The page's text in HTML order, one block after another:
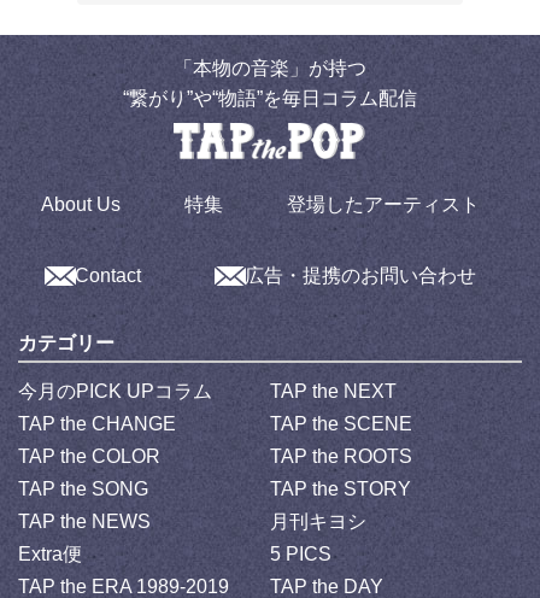
「本物の音楽」が持つ
“繋がり”や“物語”を毎日コラム配信
About Us 特集 登場したアーティスト
Contact 広告・提携のお問い合わせ
カテゴリー
今月のPICK UPコラム
TAP the NEXT
TAP the CHANGE
TAP the SCENE
TAP the COLOR
TAP the ROOTS
TAP the SONG
TAP the STORY
TAP the NEWS
月刊キヨシ
Extra便
5 PICS
TAP the ERA 1989-2019
TAP the DAY